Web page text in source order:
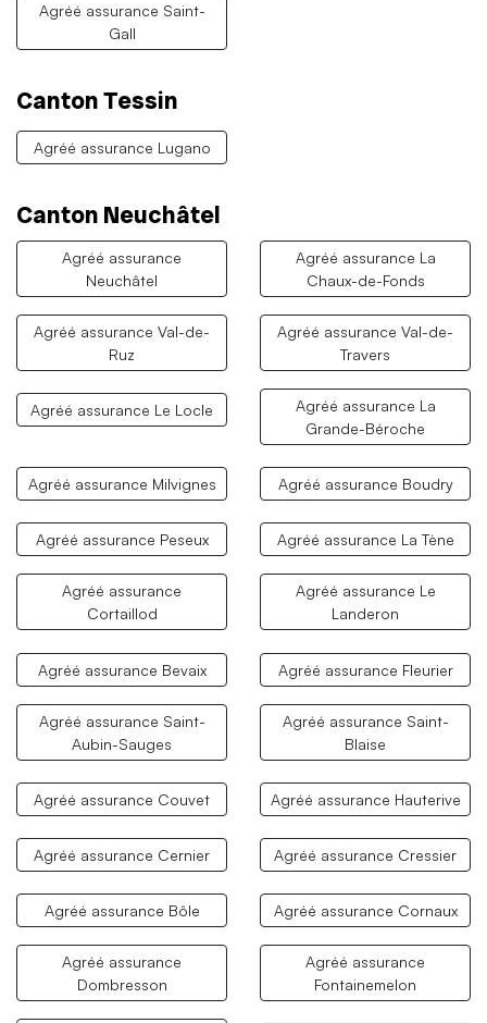
Agréé assurance Saint-
Gall
Canton Tessin
Agréé assurance Lugano
Canton Neuchâtel
Agréé assurance
Neuchâtel
Agréé assurance La
Chaux-de-Fonds
Agréé assurance Val-de-
Ruz
Agréé assurance Val-de-
Travers
Agréé assurance Le Locle
Agréé assurance La
Grande-Béroche
Agréé assurance Milvignes Agréé assurance Boudry
Agréé assurance Peseux Agréé assurance La Tène
Agréé assurance
Cortaillod
Agréé assurance Le
Landeron
Agréé assurance Bevaix Agréé assurance Fleurier
Agréé assurance Saint-
Aubin-Sauges
Agréé assurance Saint-
Blaise
Agréé assurance Couvet Agréé assurance Hauterive
Agréé assurance Cernier Agréé assurance Cressier
Agréé assurance Bôle Agréé assurance Cornaux
Agréé assurance
Dombresson
Agréé assurance
Fontainemelon